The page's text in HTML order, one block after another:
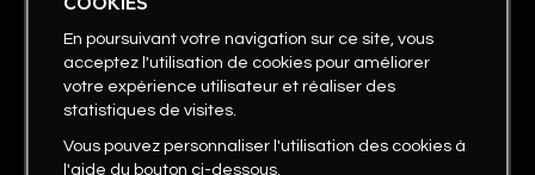
En poursuivant votre navigation sur ce site, vous
acceptez l'utilisation de cookies pour améliorer
votre expérience utilisateur et réaliser des
statistiques de visites.
Vous pouvez personnaliser l'utilisation des cookies à
l'aide du bouton ci-dessous.